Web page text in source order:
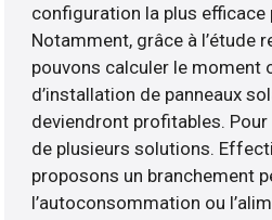
configuration la plus efficace
Notamment, grâce à l’étude
pouvons calculer le moment
d’installation de panneaux
deviendront profitables.
de plusieurs solutions.
proposons un branchement
l’autoconsommation ou